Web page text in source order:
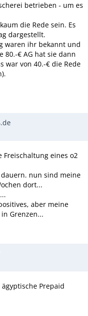
betrieben - um es
die Rede sein. Es
dargestellt.
waren ihr bekannt und
80.-€ AG hat sie dann
war von 40.-€ die Rede
eines o2
nun sind meine
dort...
aber meine
Grenzen...
Prepaid